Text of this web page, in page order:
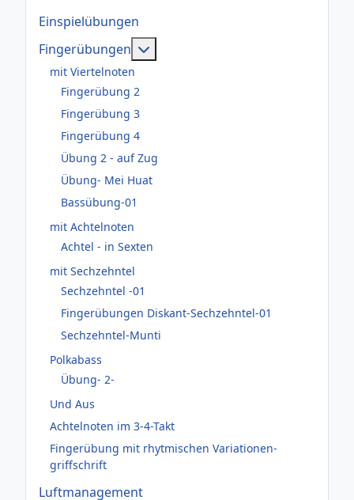
Einspielübungen
Fingerübungen
mit Viertelnoten
Fingerübung 2
Fingerübung 3
Fingerübung 4
Übung 2 - auf Zug
Übung- Mei Huat
Bassübung-01
mit Achtelnoten
Achtel - in Sexten
mit Sechzehntel
Sechzehntel -01
Fingerübungen Diskant-Sechzehntel-01
Sechzehntel-Munti
Polkabass
Übung- 2-
Und Aus
Achtelnoten im 3-4-Takt
Fingerübung mit rhytmischen Variationen-
griffschrift
Luftmanagement